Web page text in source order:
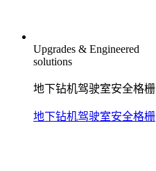
Upgrades & Engineered
solutions
地下钻机驾驶室安全格栅
地下钻机驾驶室安全格栅